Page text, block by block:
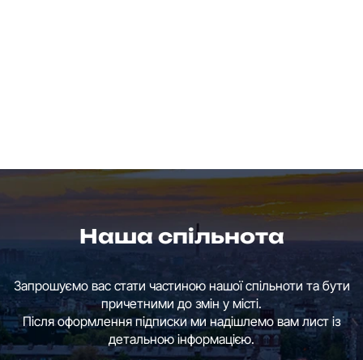
Наша спільнота
Запрошуємо вас стати частиною нашої спільноти та бути
причетними до змін у місті.
Після оформлення підписки ми надішлемо вам лист із
детальною інформацією.